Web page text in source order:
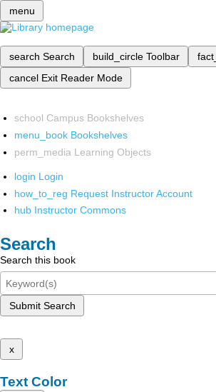
menu
search Search build_circle Toolbar
cancel Exit Reader Mode
school Campus Bookshelves
menu_book Bookshelves
perm_media Learning Objects
login Login
how_to_reg Request Instructor Account
hub Instructor Commons
Search
Search this book
Submit Search
x
Text Color